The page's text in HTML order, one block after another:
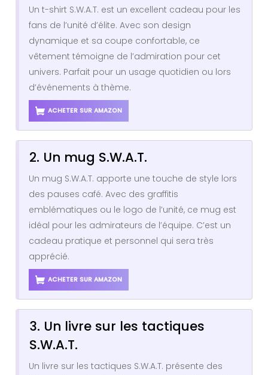
Un t-shirt S.W.A.T. est un excellent cadeau pour les
fans de l’unité d’élite. Avec son design
dynamique et sa coupe confortable, ce
vêtement témoigne de l’admiration pour cet
univers. Parfait pour un usage quotidien ou lors
d’événements à thème.
ACHETER SUR AMAZON
2. Un mug S.W.A.T.
Un mug S.W.A.T. apporte une touche de style lors
des pauses café. Avec des graffitis
emblématiques ou le logo de l’unité, ce mug est
idéal pour les admirateurs de l’équipe. C’est un
cadeau pratique et personnel qui sera très
apprécié.
ACHETER SUR AMAZON
3. Un livre sur les tactiques
S.W.A.T.
Un livre sur les tactiques S.W.A.T. présente des